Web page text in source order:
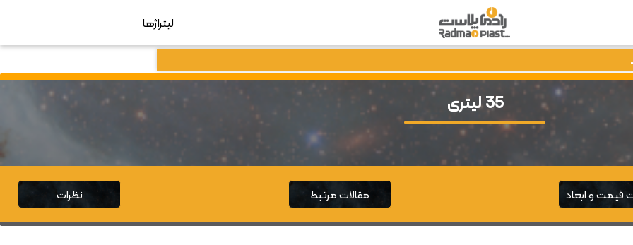
لیتراژها
35 لیتری
قیمت و ابعاد مقالات مرتبط نظرات